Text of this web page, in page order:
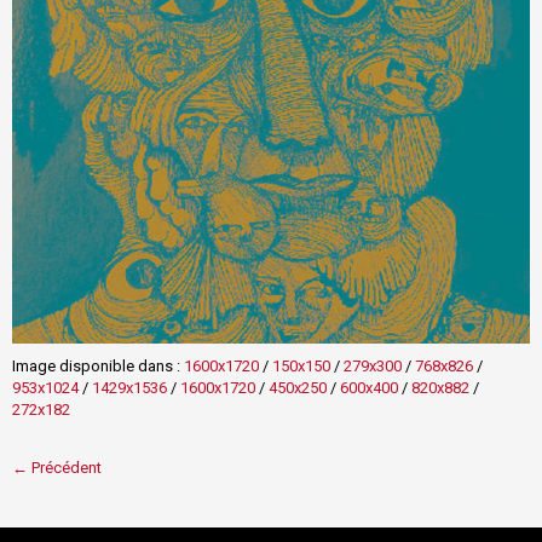
Image disponible dans : 1600x1720 / 150x150 / 279x300 / 768x826 /
953x1024/ 1429x1536 / 1600x1720 / 450x250 / 600x400 / 820x882 /
272x182
← Précédent